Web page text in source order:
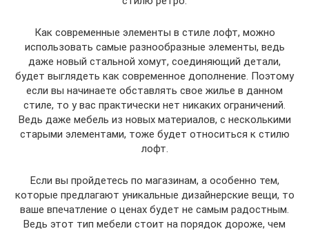
Как современные элементы в стиле лофт, можно
использовать самые разнообразные элементы, ведь
даже новый стальной хомут, соединяющий детали,
будет выглядеть как современное дополнение. Поэтому
если вы начинаете обставлять свое жилье в данном
стиле, то у вас практически нет никаких ограничений.
Ведь даже мебель из новых материалов, с несколькими
старыми элементами, тоже будет относиться к стилю
лофт.
Если вы пройдетесь по магазинам, а особенно тем,
которые предлагают уникальные дизайнерские вещи, то
ваше впечатление о ценах будет не самым радостным.
Ведь этот тип мебели стоит на порядок дороже, чем